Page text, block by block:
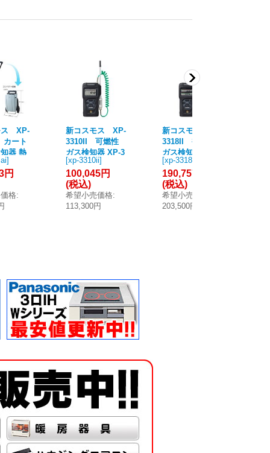
ス XP-
ート
器 熱
式 都
者向
]
]
円
格:
新コスモス XP-
3310II 可燃性
ガス検知器 XP-3
000IIシリーズ コ
スモテクター 爆
発危険濃度検知
※受注生産品 [§
◎【本州四国送
[xp-3310ii]
100,045円
(税込)
希望小売価格:
113,300円
新コスモス XP-
3318II 複合型
ガス検知器 XP-3
318IIシリーズ コ
スモテクター 爆
発危険濃度検知
※受注生産品 [§
◎【本州四国送
[xp-3318ii
190,757円
(税込)
希望小売価格
203,500円